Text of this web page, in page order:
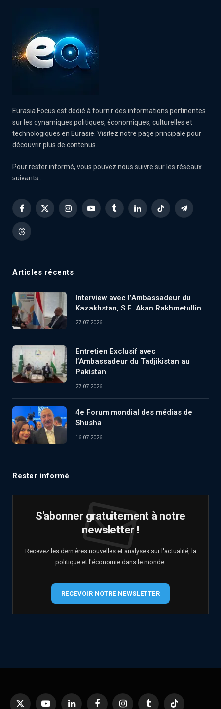
Eurasia Focus est dédié à fournir des informations pertinentes
sur les dynamiques politiques, économiques, culturelles et
technologiques en Eurasie. Visitez notre page principale pour
découvrir plus de contenus.
Pour rester informé, vous pouvez nous suivre sur les réseaux
suivants :
Facebook
X
InstagramYouTubeTumblrLinkedInTikTok Telegram
Threads
Articles récents
Interview avec l’Ambassadeur du
Kazakhstan, S.E. Akan Rakhmetullin
27.07.2026
Entretien Exclusif avec
l’Ambassadeur du Tadjikistan au
Pakistan
27.07.2026
4e Forum mondial des médias de
Shusha
16.07.2026
Rester informé
S'abonner gratuitement à notre
newsletter !
Recevez les dernières nouvelles et analyses sur l'actualité, la
politique et l'économie dans le monde.
RECEVOIR NOTRE NEWSLETTER